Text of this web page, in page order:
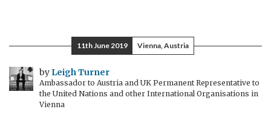
es
am
meisten?
In
London,
11th June 2019 Vienna, Austria
by Leigh Turner
Ambassador to Austria and UK Permanent Representative to
the United Nations and other International Organisations in
Vienna